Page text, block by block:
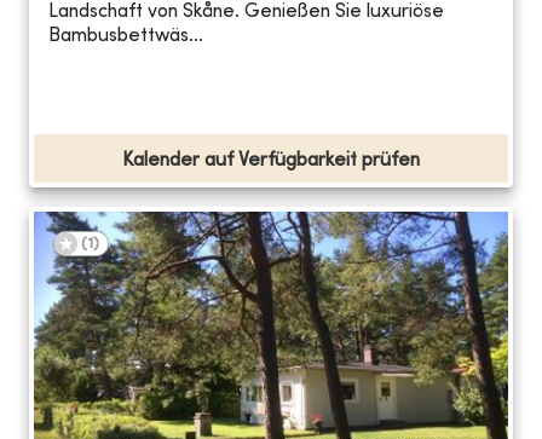
Landschaft von Skåne. Genießen Sie luxuriöse
Bambusbettwäs...
Kalender auf Verfügbarkeit prüfen
(1 )